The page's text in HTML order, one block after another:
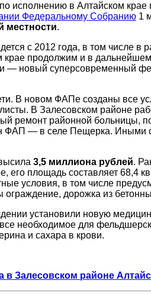
исполнению в Алтайском
Федеральному Собранию 1
местности.
с 2012 года, в том числе в
продолжим и в
новый суперсовременный
В новом ФАПе созданы все
В Залесовском районе
ремонт районной больницы,
— в селе Пещерка. Иными
3,5 миллиона рублей.
его площадь составляет 68,4
условия, в том числе
дорожка из
установили новую
необходимое для
и сахара в крови.
Залесовском районе